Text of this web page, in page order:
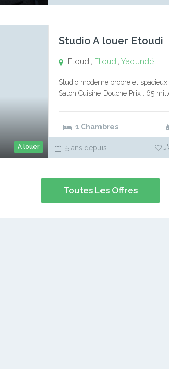
A louer
Studio A louer Etoudi
Etoudi, Etoudi, Yaoundé
Studio moderne propre et
Salon Cuisine Douche Prix : 65
1 Chambres
5 ans depuis
Toutes Les Offres